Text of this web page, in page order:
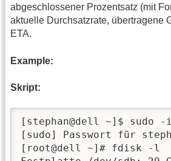
abgeschlossener Prozentsatz (mit
aktuelle Durchsatzrate, übertragene
ETA.
Example:
Skript:
[stephan@dell ~]$ sudo -i
[sudo] Passwort für
[root@dell ~]# fdisk -l